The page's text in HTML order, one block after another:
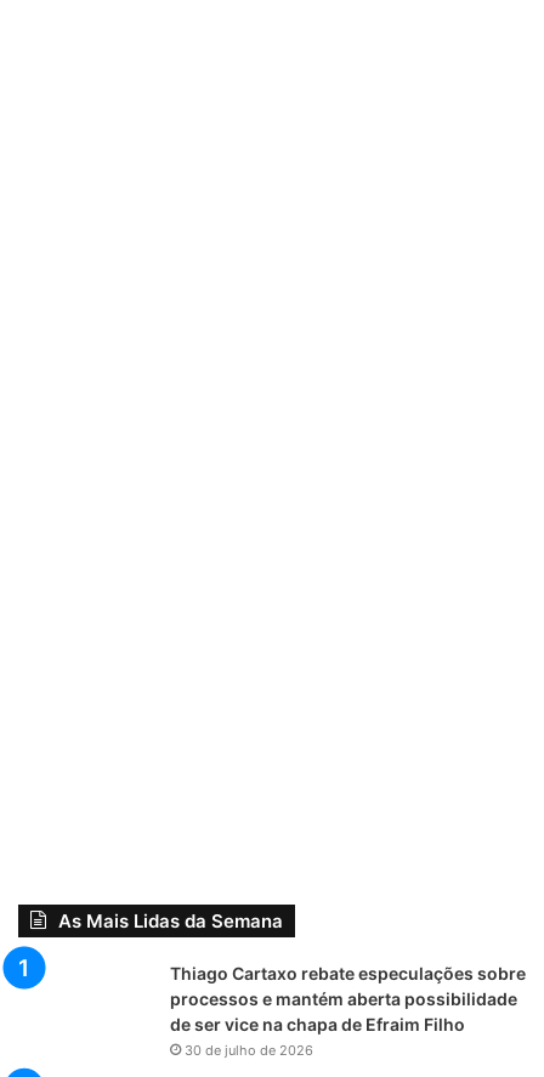
As Mais Lidas da Semana
Thiago Cartaxo rebate especulações sobre
processos e mantém aberta possibilidade
de ser vice na chapa de Efraim Filho
30 de julho de 2026